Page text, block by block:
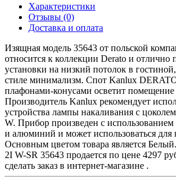
Характеристики
Отзывы (0)
Доставка и оплата
Изящная модель 35643 от польской
относится к коллекции Derato и отлично
установки на низкий потолок в
стиле минимализм. Спот Kanlux
плафонами-конусами осветит
Производитель Kanlux рекомендует
устройства лампы накаливания с
W. Прибор произведен с использованием
и алюминий и может использоваться для
Основным цветом товара является
2I W-SR 35643 продается по цене 4297
сделать заказ в интернет-магазине .